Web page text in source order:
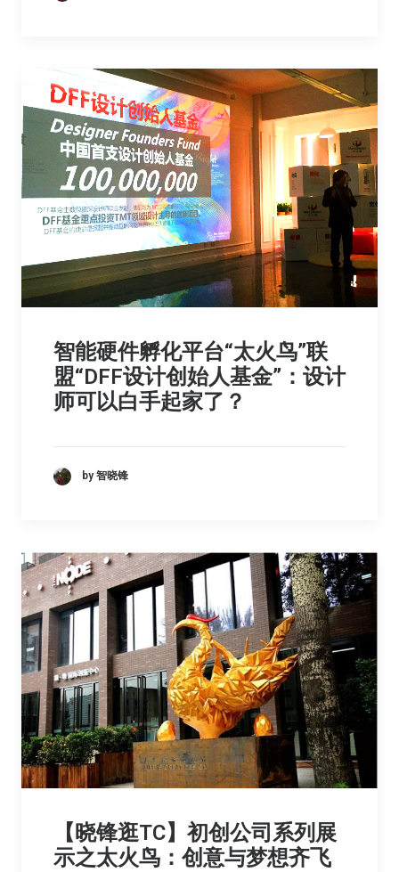
智能硬件孵化平台“太火鸟”联
盟“DFF设计创始人基金”：设计
师可以白手起家了？
by 智晓锋
【晓锋逛TC】初创公司系列展
示之太火鸟：创意与梦想齐飞